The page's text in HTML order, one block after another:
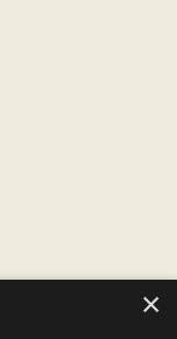
×